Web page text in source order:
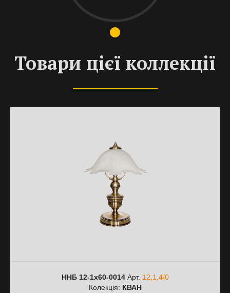
Товари цієї коллекції
ННБ 12-1х60-0014Арт. 12,1,4/0
Колекція: КВАН